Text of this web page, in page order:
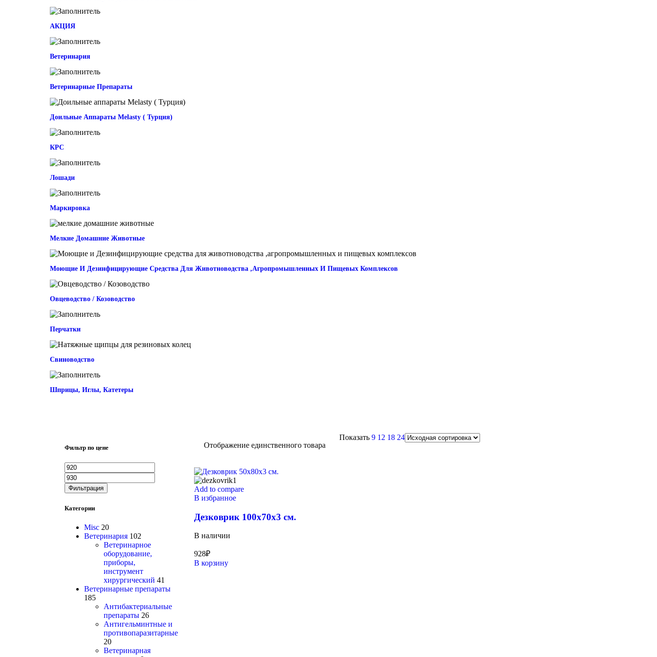
АКЦИЯ
Ветеринария
Ветеринарные Препараты
Доильные Аппараты Melasty ( Турция)
КРС
Лошади
Маркировка
Мелкие Домашние Животные
Моющие И Дезинфицирующие Средства Для Животноводства ,агропромышленных И Пищевых Комплексов
Овцеводство / Козоводство
Перчатки
Свиноводство
Шприцы, Иглы, Катетеры
Фильтр по цене
Фильтрация
Категории
Misc 20
Ветеринария 102
Ветеринарное
оборудование,
приборы,
инструмент
хирургический 41
Ветеринарные препараты
185
Антибактериальные
препараты 26
Антигельминтные и
противопаразитарные
20
Ветеринарная
Отображение единственного товара
Показать9 12 18 24
Add to compare
В избранное
Дезковрик 100х70х3 см.
В наличии
928₽
В корзину